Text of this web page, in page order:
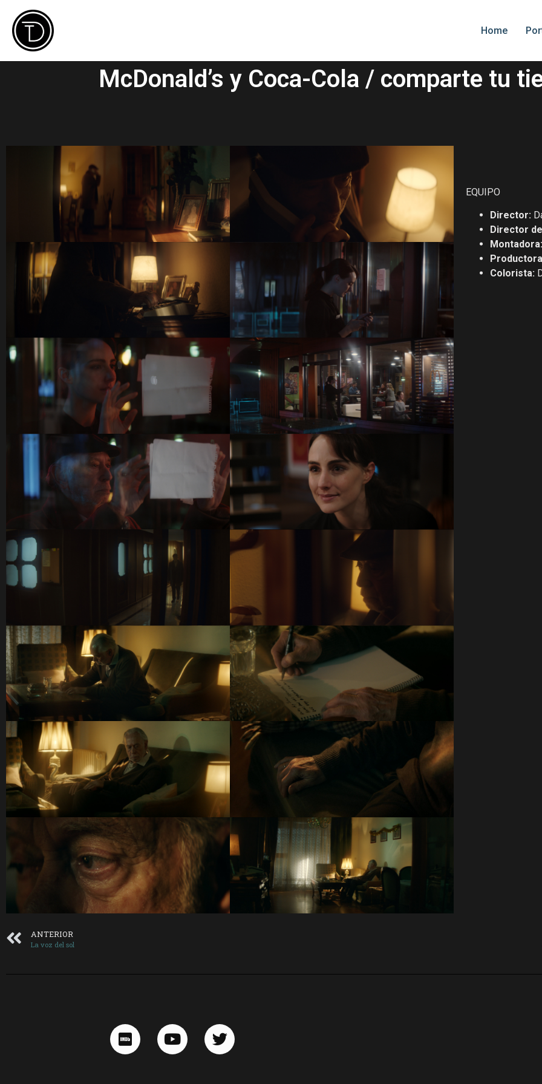
Home
McDonald’s y Coca-Cola / comparte tu
EQUIPO
Director:
Director
Montadora:
Colorista:
ANTERIOR
La voz del sol